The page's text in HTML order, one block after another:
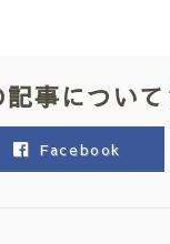
記事について
Facebook